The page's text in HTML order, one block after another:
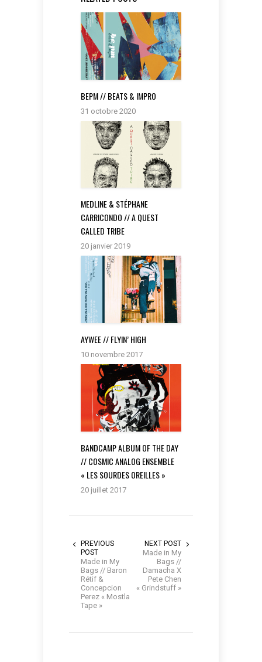
BEPM // BEATS & IMPRO
31 octobre 2020
MEDLINE & STÉPHANE
CARRICONDO // A QUEST
CALLED TRIBE
20 janvier 2019
AYWEE // FLYIN’ HIGH
10 novembre 2017
BANDCAMP ALBUM OF THE DAY
// COSMIC ANALOG ENSEMBLE
« LES SOURDES OREILLES »
20 juillet 2017
PREVIOUS
POST
Made in My
Bags // Baron
Rétif &
Concepcion
Perez « Mostla
Tape »
NEXT POST
Made in My
Bags //
Damacha X
Pete Chen
« Grindstuff »